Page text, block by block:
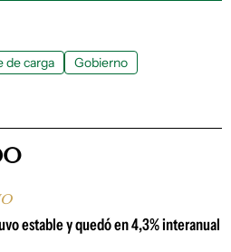
de carga
Gobierno
estable y quedó en 4,3% interanual